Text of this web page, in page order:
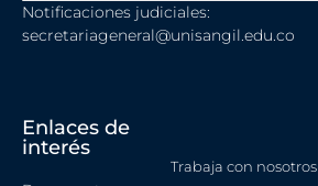
Notificaciones judiciales:
secretariageneral@unisangil.edu.co
Enlaces de
interés
Trabaja con nosotros